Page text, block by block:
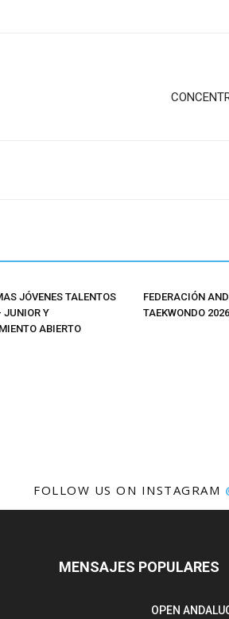
JÓVENES TALENTOS
JUNIOR Y
ABIERTO
FEDERACIÓN
TAEKWONDO 2026
FOLLOW US ON INSTAGRAM
MENSAJES POPULARES
OPEN